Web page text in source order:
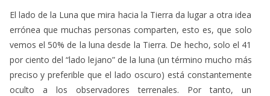
El lado de la Luna que mira hacia la Tierra da lugar a otra idea
errónea que muchas personas comparten, esto es, que solo
vemos el 50% de la luna desde la Tierra. De hecho, solo el 41
por ciento del “lado lejano” de la luna (un término mucho más
preciso y preferible que el lado oscuro) está constantemente
oculto a los observadores terrenales. Por tanto, un